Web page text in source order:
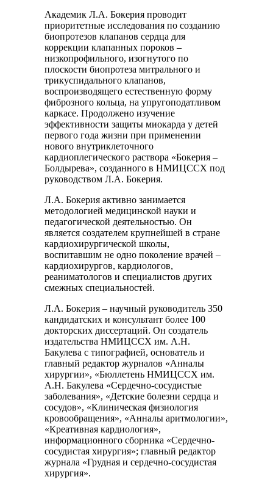
Академик Л.А. Бокерия проводит
приоритетные исследования по созданию
биопротезов клапанов сердца для
коррекции клапанных пороков –
низкопрофильного, изогнутого по
плоскости биопротеза митрального и
трикуспидального клапанов,
воспроизводящего естественную форму
фиброзного кольца, на упругоподатливом
каркасе. Продолжено изучение
эффективности защиты миокарда у детей
первого года жизни при применении
нового внутриклеточного
кардиоплегического раствора «Бокерия –
Болдырева», созданного в НМИЦССХ под
руководством Л.А. Бокерия.
Л.А. Бокерия активно занимается
методологией медицинской науки и
педагогической деятельностью. Он
является создателем крупнейшей в стране
кардиохирургической школы,
воспитавшим не одно поколение врачей –
кардиохирургов, кардиологов,
реаниматологов и специалистов других
смежных специальностей.
Л.А. Бокерия – научный руководитель 350
кандидатских и консультант более 100
докторских диссертаций. Он создатель
издательства НМИЦССХ им. А.Н.
Бакулева с типографией, основатель и
главный редактор журналов «Анналы
хирургии», «Бюллетень НМИЦССХ им.
А.Н. Бакулева «Сердечно-сосудистые
заболевания», «Детские болезни сердца и
сосудов», «Клиническая физиология
кровообращения», «Анналы аритмологии»,
«Креативная кардиология»,
информационного сборника «Сердечно-
сосудистая хирургия»; главный редактор
журнала «Грудная и сердечно-сосудистая
хирургия».